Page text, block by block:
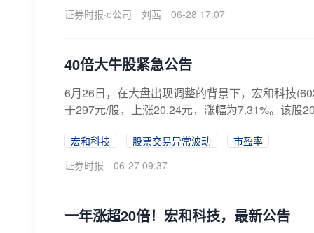
证券时报·e公司
刘茜 06-28 17:07
40倍大牛股紧急公告
6月26日，在大盘出现调整的背景下，宏和科技
于297元/股，上涨20.24元，涨幅为7.31%。该股
宏和科技 股票交易异常波动
市盈率
证券时报
06-27 09:37
一年涨超20倍！宏和科技，最新公告